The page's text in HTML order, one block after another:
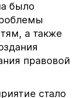
было
а также
правовой
стало